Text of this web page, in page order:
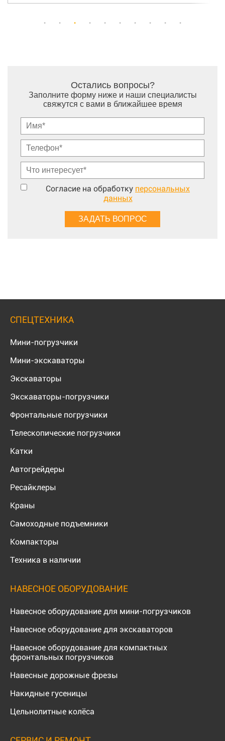
Остались вопросы?
Заполните форму ниже и наши специалисты
свяжутся с вами в ближайшее время
Согласие на обработку персональных
данных
СПЕЦТЕХНИКА
Мини-погрузчики
Мини-экскаваторы
Экскаваторы
Экскаваторы-погрузчики
Фронтальные погрузчики
Телескопические погрузчики
Катки
Автогрейдеры
Ресайклеры
Краны
Самоходные подъемники
Компакторы
Техника в наличии
НАВЕСНОЕ ОБОРУДОВАНИЕ
Навесное оборудование для мини-погрузчиков
Навесное оборудование для экскаваторов
Навесное оборудование для компактных
фронтальных погрузчиков
Навесные дорожные фрезы
Накидные гусеницы
Цельнолитные колёса